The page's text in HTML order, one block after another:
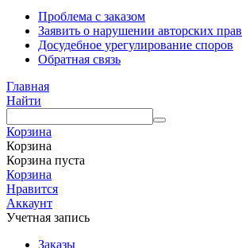
Проблема с заказом
Заявить о нарушении авторских прав
Досудебное урегулирование споров
Обратная связь
Главная
Найти
Корзина
Корзина
Корзина пуста
Корзина
Нравится
Аккаунт
Учетная запись
Заказы